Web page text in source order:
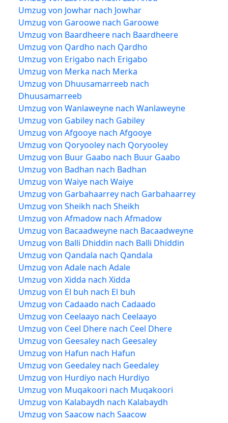
Umzug von Jowhar nach Jowhar
Umzug von Garoowe nach Garoowe
Umzug von Baardheere nach Baardheere
Umzug von Qardho nach Qardho
Umzug von Erigabo nach Erigabo
Umzug von Merka nach Merka
Umzug von Dhuusamarreeb nach
Dhuusamarreeb
Umzug von Wanlaweyne nach Wanlaweyne
Umzug von Gabiley nach Gabiley
Umzug von Afgooye nach Afgooye
Umzug von Qoryooley nach Qoryooley
Umzug von Buur Gaabo nach Buur Gaabo
Umzug von Badhan nach Badhan
Umzug von Waiye nach Waiye
Umzug von Garbahaarrey nach Garbahaarrey
Umzug von Sheikh nach Sheikh
Umzug von Afmadow nach Afmadow
Umzug von Bacaadweyne nach Bacaadweyne
Umzug von Balli Dhiddin nach Balli Dhiddin
Umzug von Qandala nach Qandala
Umzug von Adale nach Adale
Umzug von Xidda nach Xidda
Umzug von El buh nach El buh
Umzug von Cadaado nach Cadaado
Umzug von Ceelaayo nach Ceelaayo
Umzug von Ceel Dhere nach Ceel Dhere
Umzug von Geesaley nach Geesaley
Umzug von Hafun nach Hafun
Umzug von Geedaley nach Geedaley
Umzug von Hurdiyo nach Hurdiyo
Umzug von Muqakoori nach Muqakoori
Umzug von Kalabaydh nach Kalabaydh
Umzug von Saacow nach Saacow